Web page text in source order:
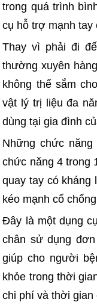
trong quá trình
cụ hỗ trợ mạnh tay
Thay vì phải đi
thường xuyên
không thể sắm
vật lý trị liệu đa
dùng tại gia đình
Những chức
chức năng 4 trong
quay tay có kháng
kéo mạnh cổ
Đây là một dụng
chân sử dụng
giúp cho người
khỏe trong thời
chi phí và thời gian